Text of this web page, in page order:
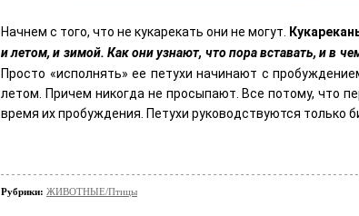
Начнем с того, что не кукарекать они не могут.
и летом, и зимой. Как они узнают, что пора вставать, и в
Просто «исполнять» ее петухи начинают с
летом. Причем никогда не просыпают. Все потому, что
время их пробуждения. Петухи руководствуются только
Рубрики: ЖИВОТНЫЕ/Птицы